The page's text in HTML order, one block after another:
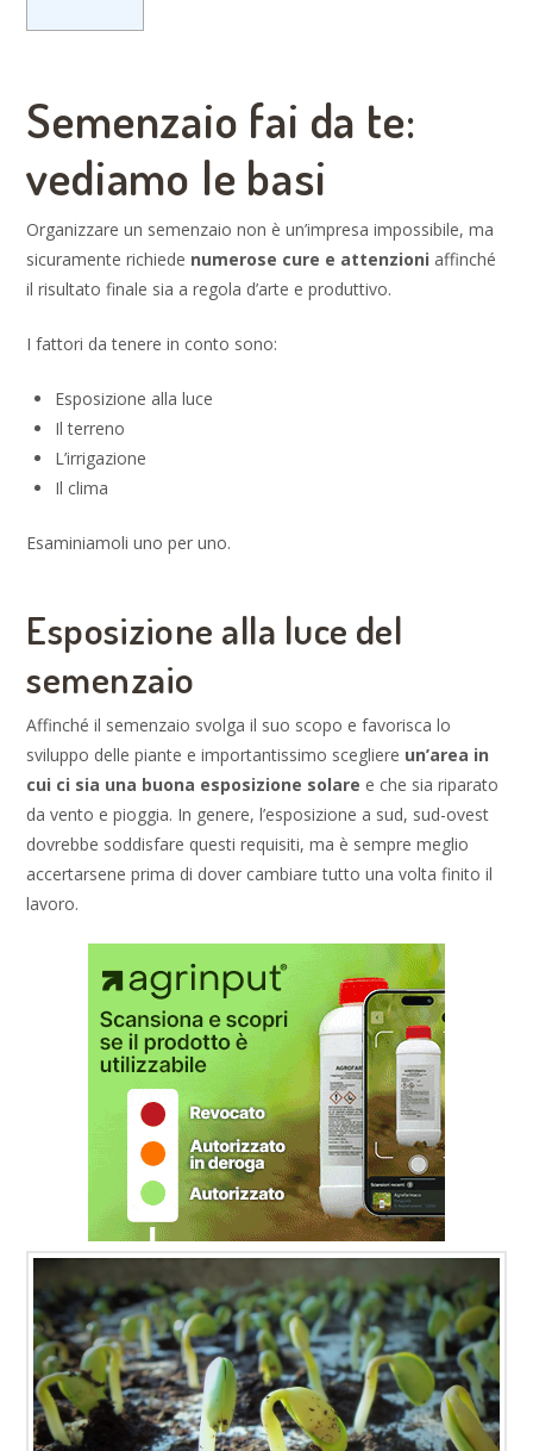
Semenzaio fai da te:
vediamo le basi
Organizzare un semenzaio non è un’impresa impossibile, ma
sicuramente richiede numerose cure e attenzioni affinché
il risultato finale sia a regola d’arte e produttivo.
I fattori da tenere in conto sono:
Esposizione alla luce
Il terreno
L’irrigazione
Il clima
Esaminiamoli uno per uno.
Esposizione alla luce del
semenzaio
Affinché il semenzaio svolga il suo scopo e favorisca lo
sviluppo delle piante e importantissimo scegliere un’area in
cui ci sia una buona esposizione solare e che sia riparato
da vento e pioggia. In genere, l’esposizione a sud, sud-ovest
dovrebbe soddisfare questi requisiti, ma è sempre meglio
accertarsene prima di dover cambiare tutto una volta finito il
lavoro.